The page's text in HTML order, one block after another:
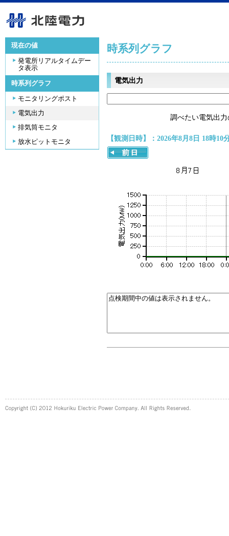
現在の値
発電所リアルタイムデー
タ表示
時系列グラフ
モニタリングポスト
電気出力
排気筒モニタ
放水ピットモニタ
時系列グラフ
電気出力
調べたい電気出
【観測日時】：2026年8月8日 18時10